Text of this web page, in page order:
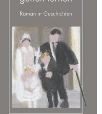
Harald